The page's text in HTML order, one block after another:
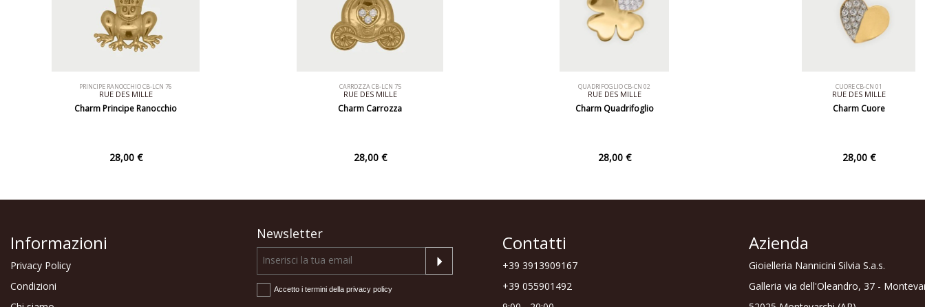
PRINCIPE RANOCCHIO CB-LCN 76
RUE DES MILLE
Charm Principe Ranocchio
28,00 €
CARROZZA CB-LCN 75
RUE DES MILLE
Charm Carrozza
28,00 €
QUADRIFOGLIO CB-CN 02
RUE DES MILLE
Charm Quadrifoglio
28,00 €
CUORE CB-CN 01
RUE DES MILLE
Charm Cuore
28,00 €
Informazioni
Privacy Policy
Condizioni
Newsletter
Accetto i termini della privacy policy
Contatti
+39 3913909167
+39 055901492
Azienda
Gioielleria Nannicini Silvia S.a.s.
Galleria via dell'Oleandro, 37 -